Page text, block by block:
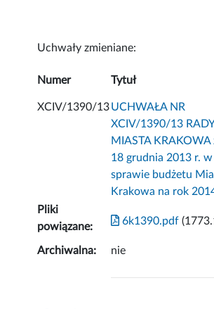
Uchwały zmieniane:
Numer Tytuł
XCIV/1390/13UCHWAŁA NR
XCIV/1390/13
MIASTA KRAKOWA
18 grudnia 2013 r. w
sprawie budżetu
Krakowa na rok
Pliki
powiązane:
6k1390.pdf
Archiwalna: nie